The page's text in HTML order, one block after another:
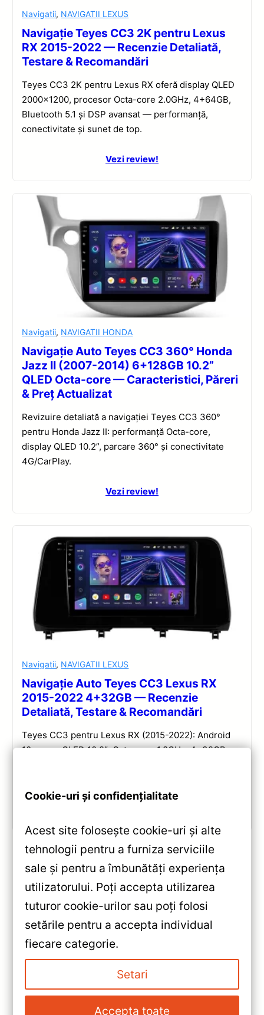
Navigatii, NAVIGATII LEXUS
Navigație Teyes CC3 2K pentru Lexus
RX 2015-2022 — Recenzie Detaliată,
Testare & Recomandări
Teyes CC3 2K pentru Lexus RX oferă display QLED
2000×1200, procesor Octa-core 2.0GHz, 4+64GB,
Bluetooth 5.1 și DSP avansat — performanță,
conectivitate și sunet de top.
Vezi review!
Navigatii, NAVIGATII HONDA
Navigație Auto Teyes CC3 360° Honda
Jazz II (2007-2014) 6+128GB 10.2”
QLED Octa-core — Caracteristici, Păreri
& Preț Actualizat
Revizuire detaliată a navigației Teyes CC3 360°
pentru Honda Jazz II: performanță Octa-core,
display QLED 10.2”, parcare 360° și conectivitate
4G/CarPlay.
Vezi review!
Navigatii, NAVIGATII LEXUS
Navigație Auto Teyes CC3 Lexus RX
2015-2022 4+32GB — Recenzie
Detaliată, Testare & Recomandări
Teyes CC3 pentru Lexus RX (2015-2022): Android
10, ecran QLED 10.2″, Octa-core 1.8GHz, 4+32GB,
«Navigație Teyes CC3 360° Kia
Sorento 2010-2015 —
6+128GB, QLED 10.2″ —
Caracteristici, Păreri & Preț
Navigatie Auto Teyes Lux One
Volkswagen Sharan 2 2010-
2022 — Recenzie Detaliată,
Testare & Recomandări
Cookie-uri și confidențialitate
Acest site folosește cookie-uri și alte
tehnologii pentru a furniza serviciile
sale și pentru a îmbunătăți experiența
utilizatorului. Poți accepta utilizarea
tuturor cookie-urilor sau poți folosi
setările pentru a accepta individual
fiecare categorie.
Setari
Accepta toate